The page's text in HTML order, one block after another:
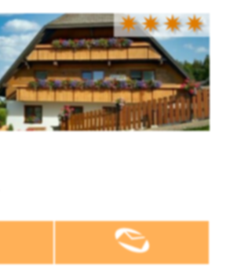
✷✷✷✷